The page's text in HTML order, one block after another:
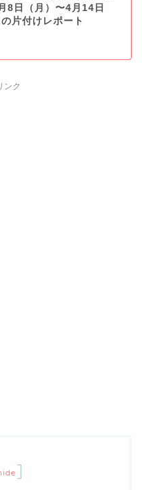
8日（月）〜4月14日
の片付けレポート
ンク
]